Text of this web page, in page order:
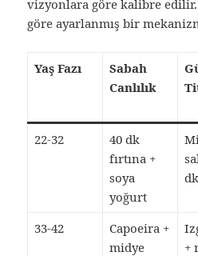
vizyonlara göre kalibre edilir.
göre ayarlanmış bir
Yaş Fazı
Sabah
Canlılık
22-32
40 dk
fırtına +
soya
yoğurt
33-42
Capoeira +
midye
+